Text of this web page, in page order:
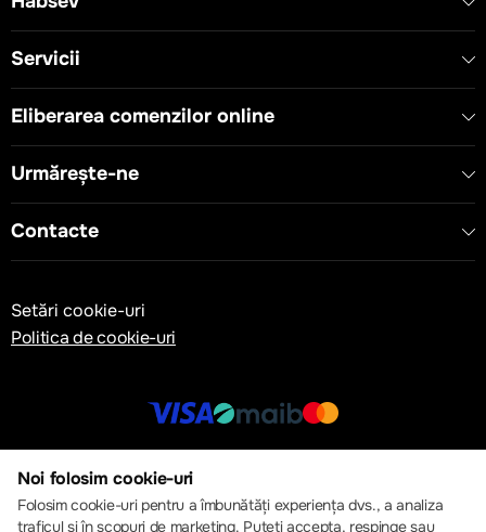
Servicii
Eliberarea comenzilor online
Urmărește-ne
Contacte
Setări cookie-uri
Politica de cookie-uri
© 2013 – 2026 ECOM
Noi folosim cookie-uri
Folosim cookie-uri pentru a îmbunătăți experiența dvs., a analiza
traficul și în scopuri de marketing. Puteți accepta, respinge sau